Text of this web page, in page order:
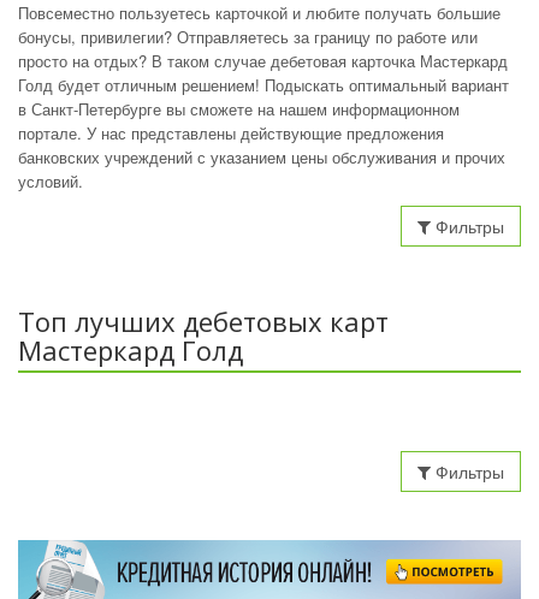
Повсеместно пользуетесь карточкой и любите получать большие
бонусы, привилегии? Отправляетесь за границу по работе или
просто на отдых? В таком случае дебетовая карточка Мастеркард
Голд будет отличным решением! Подыскать оптимальный вариант
в Санкт-Петербурге вы сможете на нашем информационном
портале. У нас представлены действующие предложения
банковских учреждений с указанием цены обслуживания и прочих
условий.
Фильтры
Топ лучших дебетовых карт
Мастеркард Голд
Фильтры